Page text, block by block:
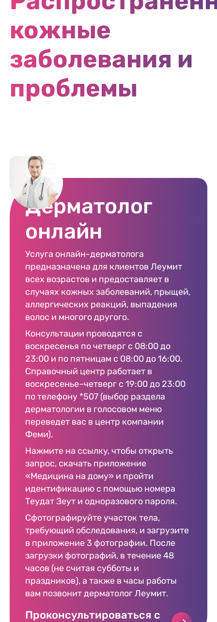
кожные
заболевания и
проблемы
Дерматолог
онлайн
Услуга онлайн-дерматолога
предназначена для клиентов Леумит
всех возрастов и предоставляет в
случаях кожных заболеваний, прыщей,
аллергических реакций, выпадения
волос и многого другого.
Консультации проводятся с
воскресенья по четверг с 08:00 до
23:00 и по пятницам с 08:00 до 16:00.
Справочный центр работает в
воскресенье–четверг с 19:00 до 23:00
по телефону *507 (выбор раздела
дерматологии в голосовом меню
переведет вас в центр компании
Феми).
Нажмите на ссылку, чтобы открыть
запрос, скачать приложение
«Медицина на дому» и пройти
идентификацию с помощью номера
Теудат Зеут и одноразового пароля.
Сфотографируйте участок тела,
требующий обследования, и загрузите
в приложение 3 фотографии. После
загрузки фотографий, в течение 48
часов (не считая субботы и
праздников), а также в часы работы
вам позвонит дерматолог Леумит.
Проконсультироваться с